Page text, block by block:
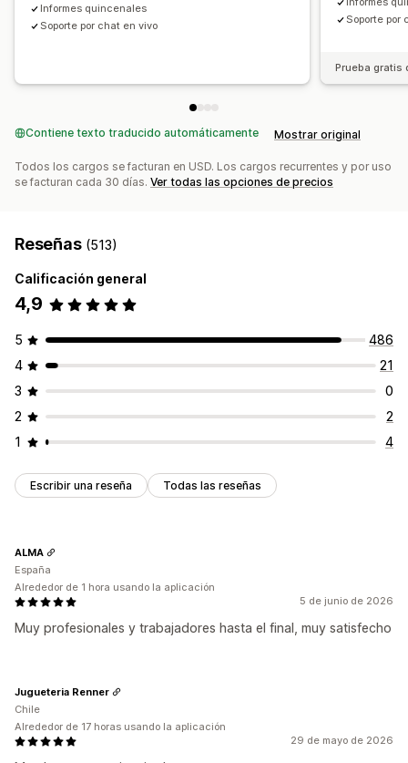
Prueba A/B
Tasas de clics
Informes quincenales
Soporte por chat en vivo
Soporte por
Prueba gratis
Contiene texto traducido automáticamente Mostrar original
Todos los cargos se facturan en USD. Los cargos recurrentes y por uso
se facturan cada 30 días. Ver todas las opciones de precios
Reseñas (513)
Calificación general
4,9
5
486
4
21
3
0
2
2
1
4
Escribir una reseña Todas las reseñas
5 de junio de 2026
Muy profesionales y trabajadores hasta el final, muy satisfecho
ALMA
España
Alrededor de 1 hora usando la aplicación
29 de mayo de 2026
Jugueteria Renner
Chile
Alrededor de 17 horas usando la aplicación